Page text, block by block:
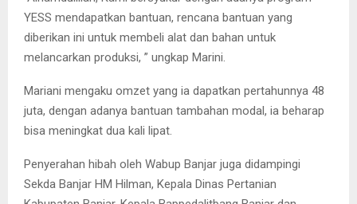
YESS mendapatkan bantuan, rencana bantuan yang
diberikan ini untuk membeli alat dan bahan untuk
melancarkan produksi, ” ungkap Marini.
Mariani mengaku omzet yang ia dapatkan pertahunnya 48
juta, dengan adanya bantuan tambahan modal, ia beharap
bisa meningkat dua kali lipat.
Penyerahan hibah oleh Wabup Banjar juga didampingi
Sekda Banjar HM Hilman, Kepala Dinas Pertanian